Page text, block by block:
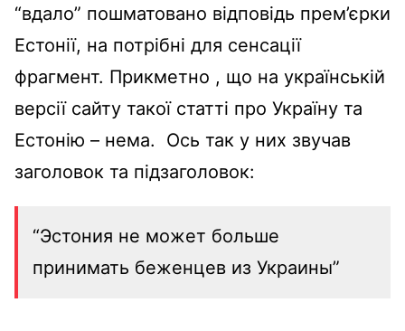
“вдало” пошматовано відповідь прем’єрки
Естонії, на потрібні для сенсації
фрагмент. Прикметно , що на українській
версії сайту такої статті про Україну та
Естонію – нема. Ось так у них звучав
заголовок та підзаголовок:
“Эстония не может больше
принимать беженцев из Украины”